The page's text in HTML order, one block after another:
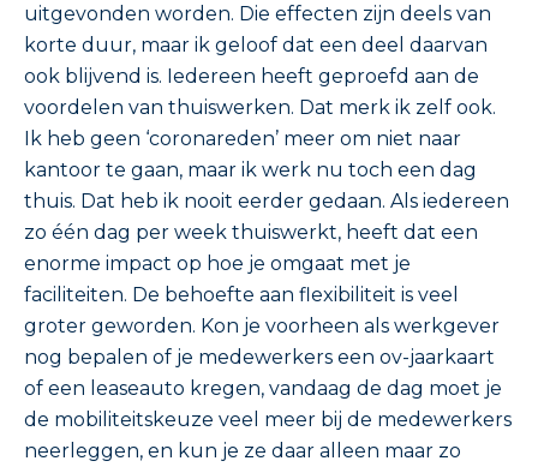
uitgevonden worden. Die effecten zijn deels van
korte duur, maar ik geloof dat een deel daarvan
ook blijvend is. Iedereen heeft geproefd aan de
voordelen van thuiswerken. Dat merk ik zelf ook.
Ik heb geen ‘coronareden’ meer om niet naar
kantoor te gaan, maar ik werk nu toch een dag
thuis. Dat heb ik nooit eerder gedaan. Als iedereen
zo één dag per week thuiswerkt, heeft dat een
enorme impact op hoe je omgaat met je
faciliteiten. De behoefte aan flexibiliteit is veel
groter geworden. Kon je voorheen als werkgever
nog bepalen of je medewerkers een ov-jaarkaart
of een leaseauto kregen, vandaag de dag moet je
de mobiliteitskeuze veel meer bij de medewerkers
neerleggen, en kun je ze daar alleen maar zo